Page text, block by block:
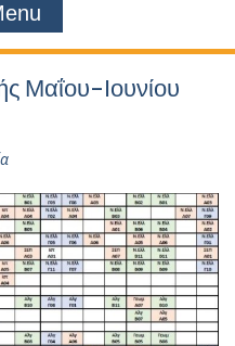
Μαΐου-Ιουνίου